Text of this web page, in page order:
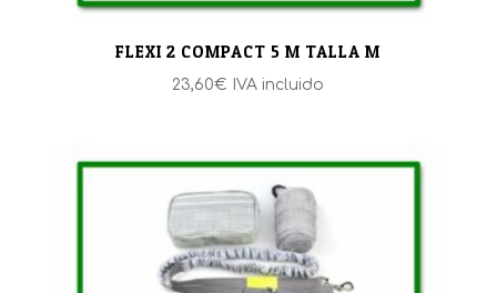
FLEXI 2 COMPACT 5 M TALLA M
23,60€ IVA incluido